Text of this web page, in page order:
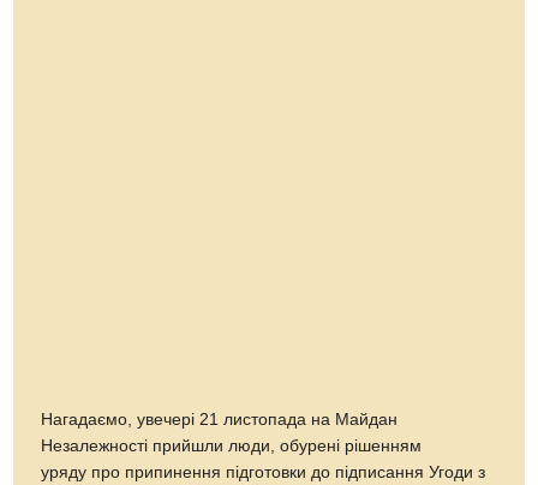
Нагадаємо, увечері 21 листопада на Майдан
Незалежності прийшли люди, обурені рішенням
уряду про припинення підготовки до підписання Угоди з